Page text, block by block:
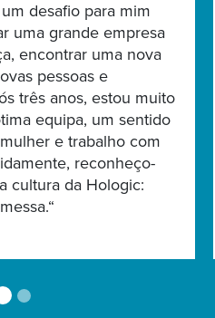
desafio para mim
uma grande empresa
encontrar uma nova
pessoas e
três anos, estou muito
equipa, um sentido
e trabalho com
reconheço-
cultura da Hologic: